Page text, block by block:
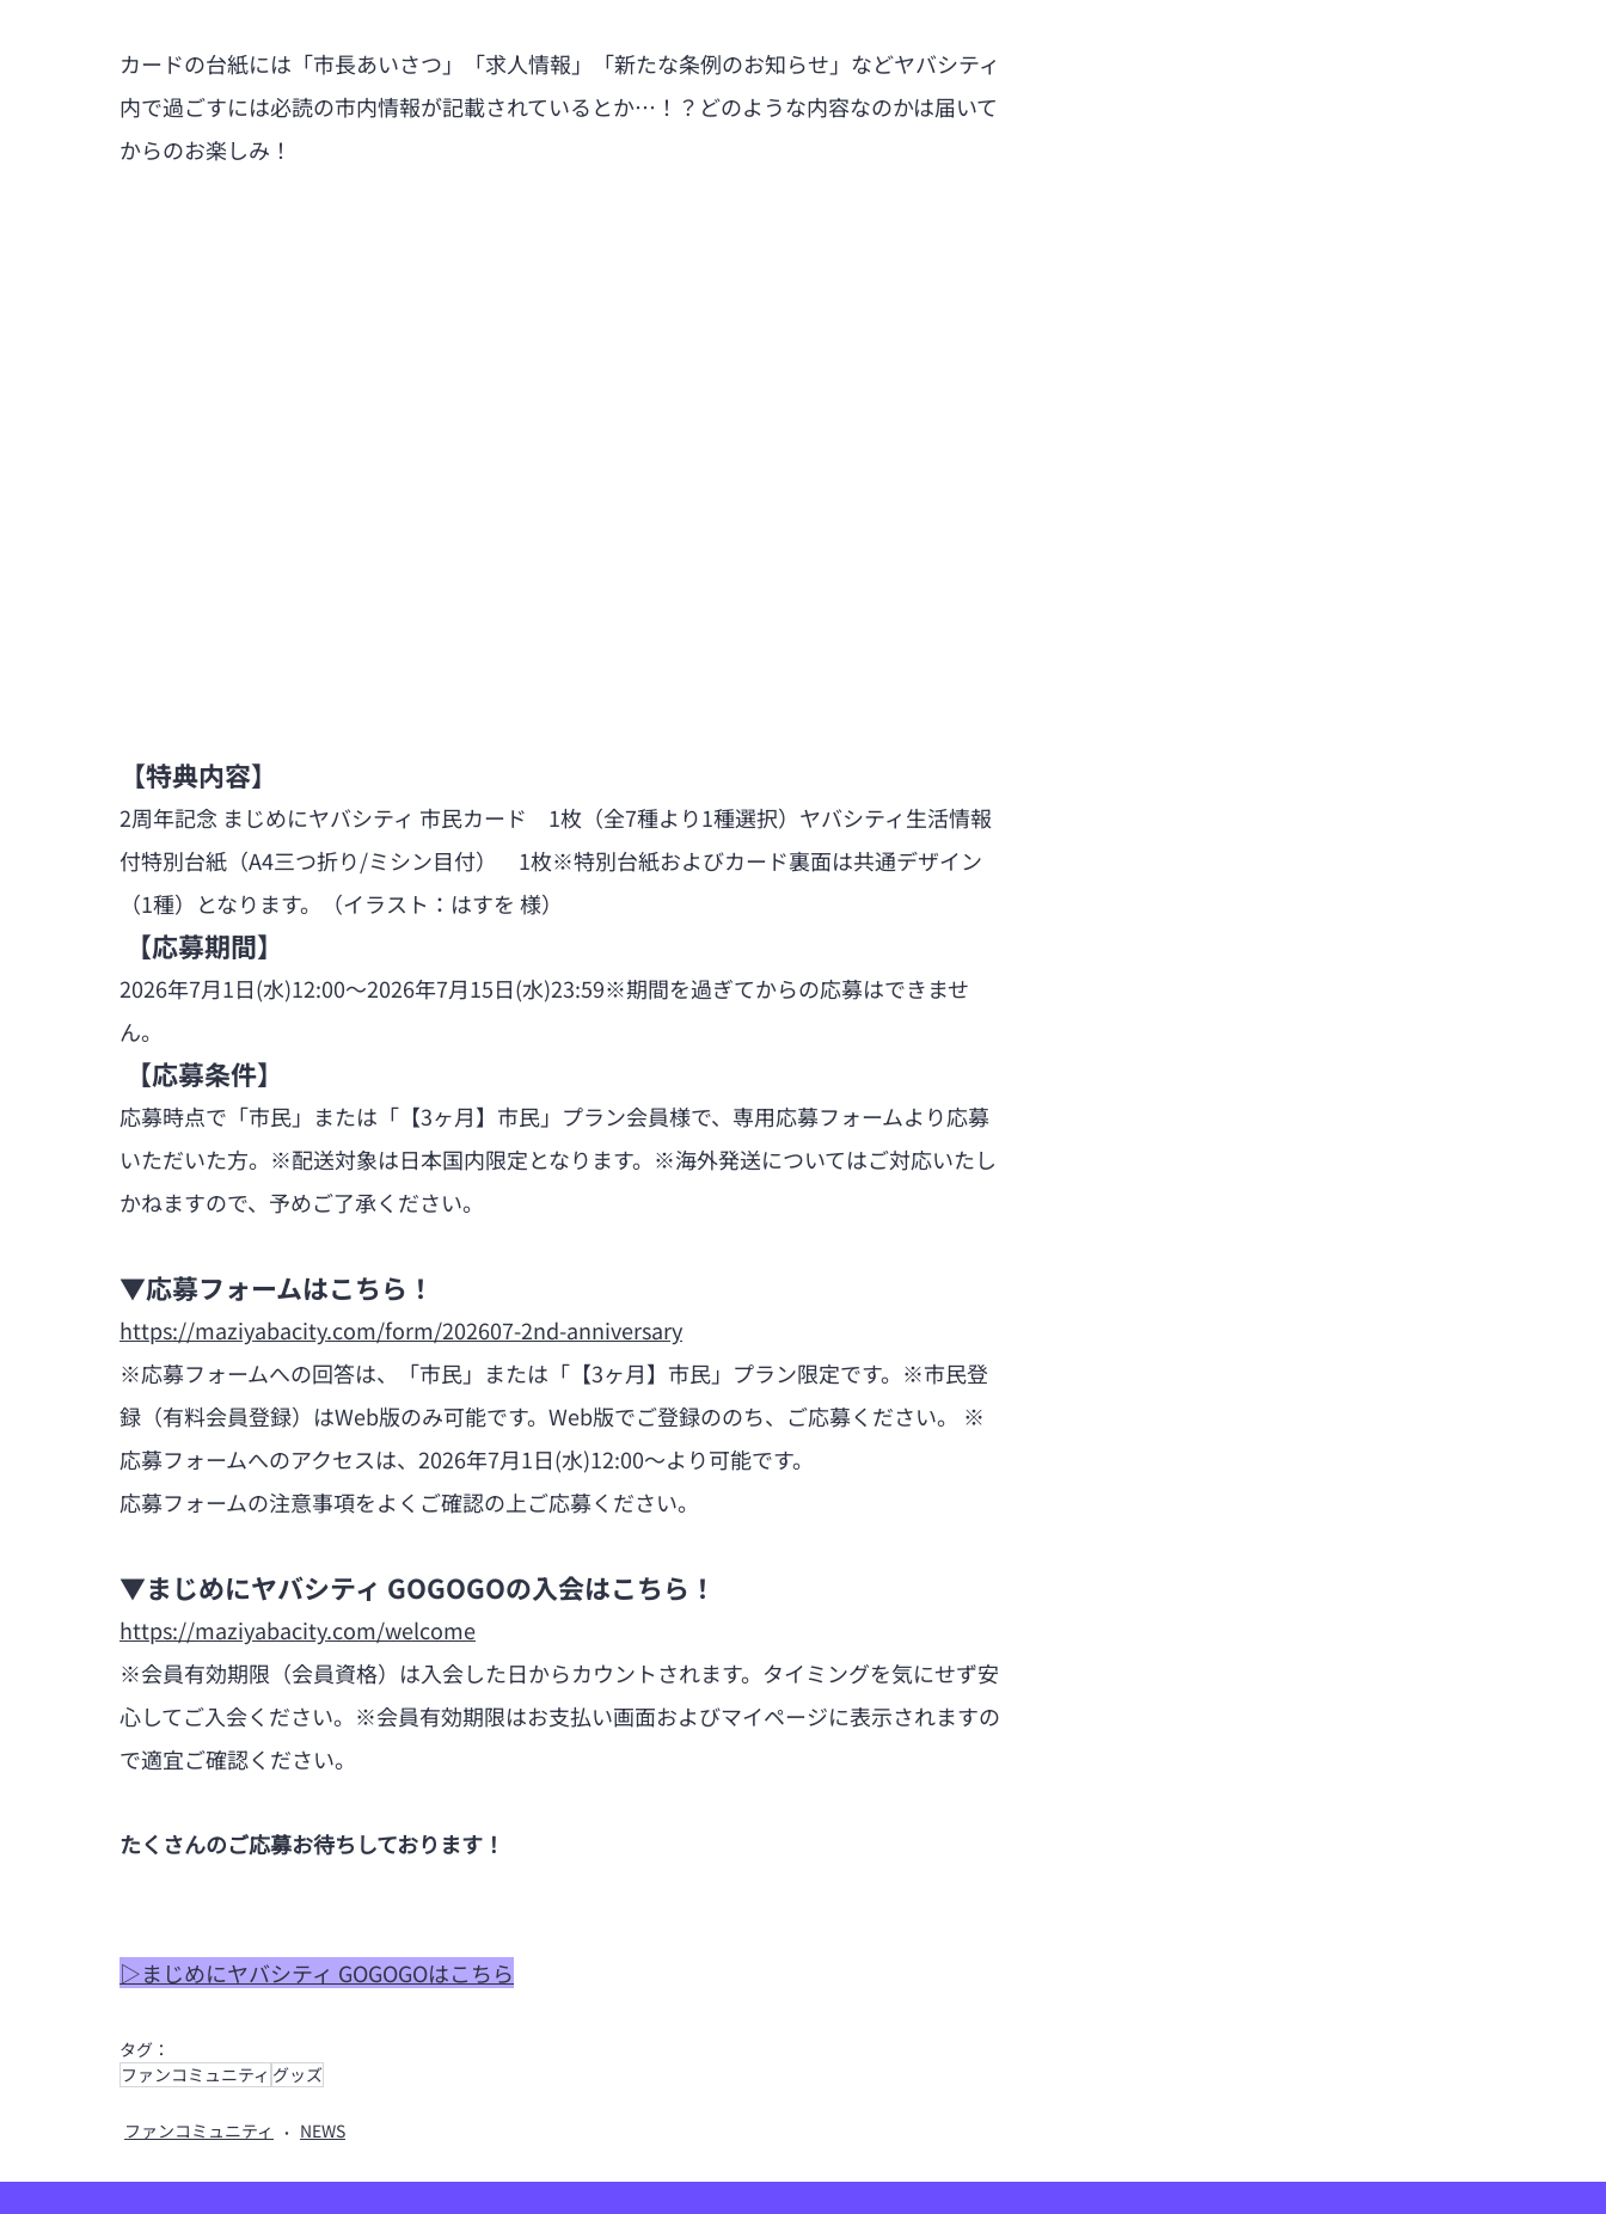
カードの台紙には「市長あいさつ」「求人情報」「新たな条例のお知らせ」などヤバシティ
内で過ごすには必読の市内情報が記載されているとか…！？どのような内容なのかは届いて
からのお楽しみ！
【特典内容】
2周年記念 まじめにヤバシティ 市民カード　1枚（全7種より1種選択）ヤバシティ生活情報
付特別台紙（A4三つ折り/ミシン目付）　1枚※特別台紙およびカード裏面は共通デザイン
（1種）となります。（イラスト：はすを 様）
【応募期間】
2026年7月1日(水)12:00～2026年7月15日(水)23:59※期間を過ぎてからの応募はできませ
ん。
【応募条件】
応募時点で「市民」または「【3ヶ月】市民」プラン会員様で、専用応募フォームより応募
いただいた方。※配送対象は日本国内限定となります。※海外発送についてはご対応いたし
かねますので、予めご了承ください。
▼応募フォームはこちら！
https://maziyabacity.com/form/202607-2nd-anniversary
※応募フォームへの回答は、「市民」または「【3ヶ月】市民」プラン限定です。※市民登
録（有料会員登録）はWeb版のみ可能です。Web版でご登録ののち、ご応募ください。 ※
応募フォームへのアクセスは、2026年7月1日(水)12:00〜より可能です。
応募フォームの注意事項をよくご確認の上ご応募ください。
▼まじめにヤバシティ GOGOGOの入会はこちら！
https://maziyabacity.com/welcome
※会員有効期限（会員資格）は入会した日からカウントされます。タイミングを気にせず安
心してご入会ください。※会員有効期限はお支払い画面およびマイページに表示されますの
で適宜ご確認ください。
たくさんのご応募お待ちしております！
▷まじめにヤバシティ GOGOGOはこちら
タグ：
ファンコミュニティ グッズ
ファンコミュニティ NEWS